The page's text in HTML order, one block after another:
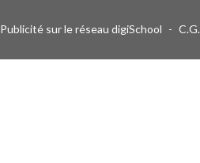
Publicité sur le réseau digiSchool -